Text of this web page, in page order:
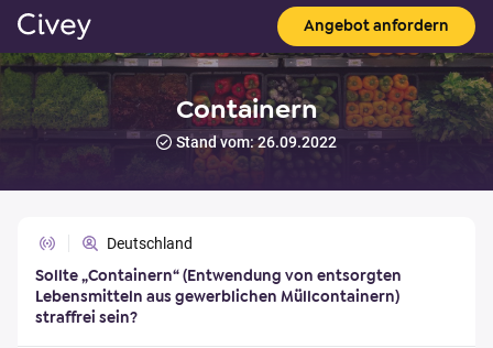
Angebot anfordern
Containern
Stand vom: 26.09.2022
Deutschland
Sollte „Containern“ (Entwendung von entsorgten
Lebensmitteln aus gewerblichen Müllcontainern)
straffrei sein?